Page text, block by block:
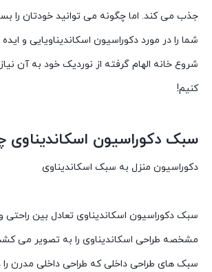
جذب می کند. اما چگونه می توانید خودتان را
شما را در مورد دکوراسیون اسکاندیناویایی و
شروع خانه الهام گرفته از نوردیک خود به آن
کنیم!
سبک دکوراسیون
دکوراسیون منزل به سبک اسکاندیناوی
سبک دکوراسیون اسکاندیناوی تعادل بین راحتی
مشخصه طراحی اسکاندیناوی را به تصویر می
سبک های طراحی داخلی که طراحی داخلی مدرن